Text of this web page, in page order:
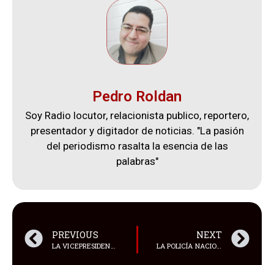
Pedro Roldan
Soy Radio locutor, relacionista publico, reportero,
presentador y digitador de noticias. "La pasión
del periodismo rasalta la esencia de las
palabras"
PREVIOUS
LA VICEPRESIDENTA DE ECUADOR, VERÓNICA ABAD, DIO UNA ENTREVISTA PARA UN MEDIO INTERNACIONAL
NEXT
LA POLICÍA NACIONAL CONFIRMÓ QUE SE ENCONTRARON EXPLOSIVOS EN EL PARQUEADERO DEL ESTADIO LA COCHA EN LATACUNGA